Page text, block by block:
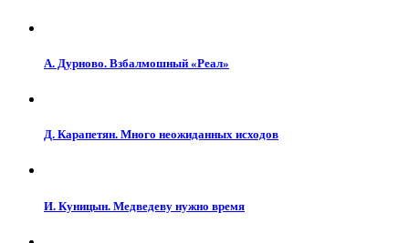
А. Дурново. Взбалмошный «Реал»
Д. Карапетян. Много неожиданных исходов
И. Куницын. Медведеву нужно время